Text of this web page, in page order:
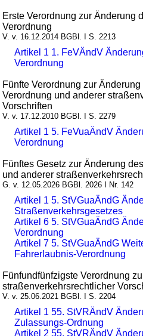
Erste Verordnung zur Änderung
Verordnung
V. v. 16.12.2014 BGBl. I S. 2213
Artikel 1 1. FeVÄndV
Verordnung
Fünfte Verordnung zur
Verordnung und anderer
Vorschriften
V. v. 17.12.2010 BGBl. I S. 2279
Artikel 1 5. FeVuaÄndV
Verordnung
Fünftes Gesetz zur Änderung
und anderer
G. v. 12.05.2026 BGBl. 2026 I Nr. 142
Artikel 1 5. StVGuaÄndG
Straßenverkehrsgesetzes
Artikel 6 5. StVGuaÄndG
Verordnung
Artikel 7 5. StVGuaÄndG
Fahrerlaubnis-Verordnung
Fünfundfünfzigste Verordnung
straßenverkehrsrechtlicher
V. v. 25.06.2021 BGBl. I S. 2204
Artikel 1 55. StVRÄndV
Zulassungs-Ordnung
Artikel 2 55. StVRÄndV